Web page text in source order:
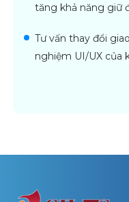
tăng khả năng giữ
Tư vấn thay đổi
nghiệm UI/UX của